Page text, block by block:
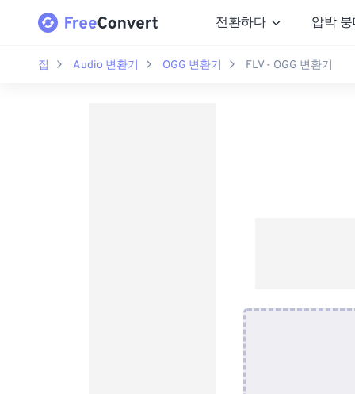
전환하다 압박
집 Audio 변환기 OGG 변환기 FLV - OGG 변환기